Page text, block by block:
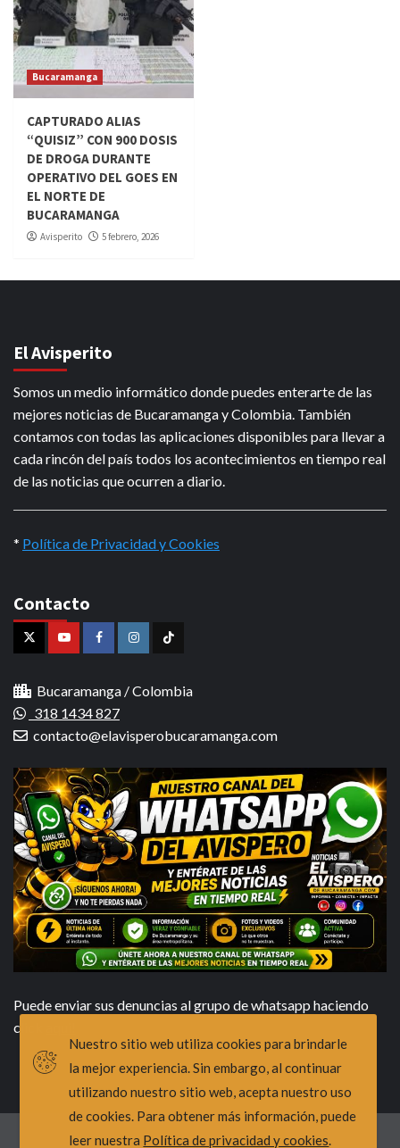
Bucaramanga
CAPTURADO ALIAS
“QUISIZ” CON 900 DOSIS
DE DROGA DURANTE
OPERATIVO DEL GOES EN
EL NORTE DE
BUCARAMANGA
Avisperito 5 febrero, 2026
El Avisperito
Somos un medio informático donde puedes enterarte de las
mejores noticias de Bucaramanga y Colombia. También
contamos con todas las aplicaciones disponibles para llevar a
cada rincón del país todos los acontecimientos en tiempo real
de las noticias que ocurren a diario.
* Política de Privacidad y Cookies
Contacto
X YoutubeFacebookInstagram
Bucaramanga / Colombia
318 1434 827
contacto@elavisperobucaramanga.com
Puede enviar sus denuncias al grupo de whatsapp haciendo
click
Nuestro sitio web utiliza cookies para brindarle
la mejor experiencia. Sin embargo, al continuar
utilizando nuestro sitio web, acepta nuestro uso
de cookies. Para obtener más información, puede
leer nuestra Política de privacidad y cookies.